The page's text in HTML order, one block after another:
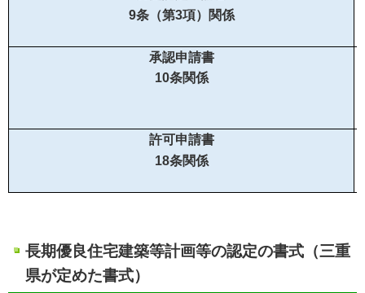
9条（第3項）関係
承認申請書
10条関係
許可申請書
18条関係
長期優良住宅建築等計画等の認定の書式（三重
県が定めた書式）